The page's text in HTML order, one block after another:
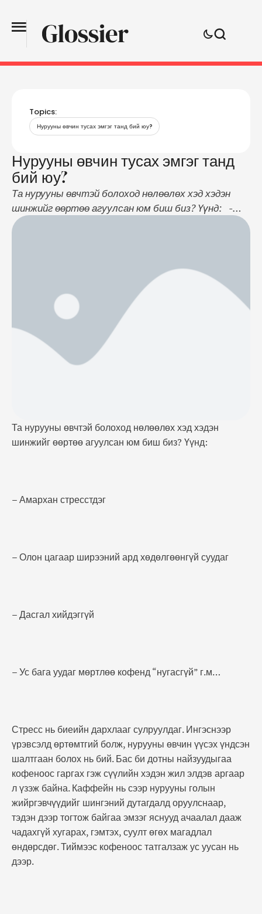
Topics:
Нурууны өвчин тусах эмгэг танд бий юу?
Нурууны өвчин тусах эмгэг танд
бий юу?
Та нурууны өвчтэй болоход нөлөөлөх хэд хэдэн
шинжийг өөртөө агуулсан юм биш биз? Үүнд: -
Амархан стресстдэг - Олон цагаар ширээний ард
Стресс нь биеийн дархлааг сулруулдаг. Ингэснээр
үрэвсэлд өртөмтгий болж, нурууны өвчин үүсэх
үндсэн шалтгаан болох …
Та нурууны өвчтэй болоход нөлөөлөх хэд хэдэн
шинжийг өөртөө агуулсан юм биш биз? Үүнд:
– Амархан стресстдэг
– Олон цагаар ширээний ард хөдөлгөөнгүй суудаг
– Дасгал хийдэггүй
– Ус бага уудаг мөртлөө кофенд “нугасгүй” г.м…
Стресс нь биеийн дархлааг сулруулдаг. Ингэснээр
үрэвсэлд өртөмтгий болж, нурууны өвчин үүсэх үндсэн
шалтгаан болох нь бий. Бас би дотны найзуудыгаа
кофеноос гаргах гэж сүүлийн хэдэн жил элдэв аргаар
л үзэж байна. Каффейн нь сээр нурууны голын
жийргэвчүүдийг шингэний дутагдалд оруулснаар,
тэдэн дээр тогтож байгаа эмзэг яснууд ачаалал дааж
чадахгүй хугарах, гэмтэх, суулт өгөх магадлал
өндөрсдөг. Тиймээс кофеноос татгалзаж ус уусан нь
дээр.